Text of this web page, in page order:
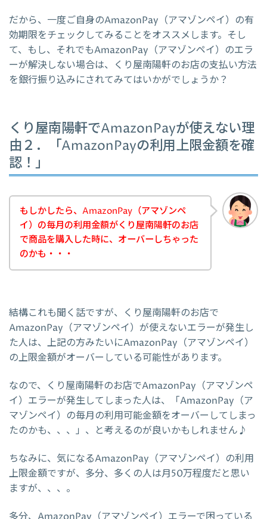
だから、一度ご自身のAmazonPay（アマゾンペイ）の有
効期限をチェックしてみることをオススメします。そし
て、もし、それでもAmazonPay（アマゾンペイ）のエラ
ーが解決しない場合は、くり屋南陽軒のお店の支払い方法
を銀行振り込みにされてみてはいかがでしょうか？
くり屋南陽軒でAmazonPayが使えない理
由２．「AmazonPayの利用上限金額を確
認！」
もしかしたら、AmazonPay（アマゾンペ
イ）の毎月の利用金額がくり屋南陽軒のお店
で商品を購入した時に、オーバーしちゃった
のかも・・・
結構これも聞く話ですが、くり屋南陽軒のお店で
AmazonPay（アマゾンペイ）が使えないエラーが発生し
た人は、上記の方みたいにAmazonPay（アマゾンペイ）
の上限金額がオーバーしている可能性があります。
なので、くり屋南陽軒のお店でAmazonPay（アマゾンペ
イ）エラーが発生してしまった人は、「AmazonPay（ア
マゾンペイ）の毎月の利用可能金額をオーバーしてしまっ
たのかも、、、」、と考えるのが良いかもしれません♪
ちなみに、気になるAmazonPay（アマゾンペイ）の利用
上限金額ですが、多分、多くの人は月50万程度だと思い
ますが、、、。